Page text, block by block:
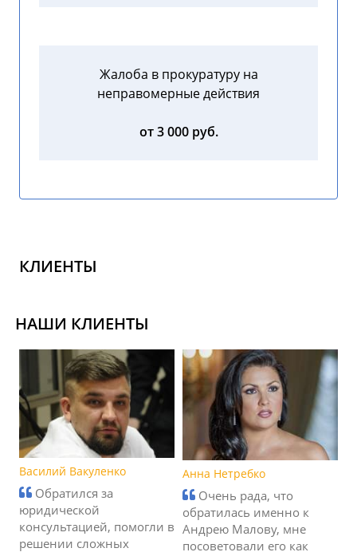
Жалоба в прокуратуру на
неправомерные действия
от 3 000 руб.
КЛИЕНТЫ
НАШИ КЛИЕНТЫ
Василий Вакуленко
Обратился за
юридической
консультацией, помогли в
решении сложных
Анна Нетребко
Очень рада, что
обратилась именно к
Андрею Малову, мне
посоветовали его как